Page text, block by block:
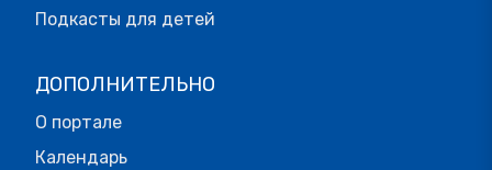
Подкасты для детей
ДОПОЛНИТЕЛЬНО
О портале
Календарь